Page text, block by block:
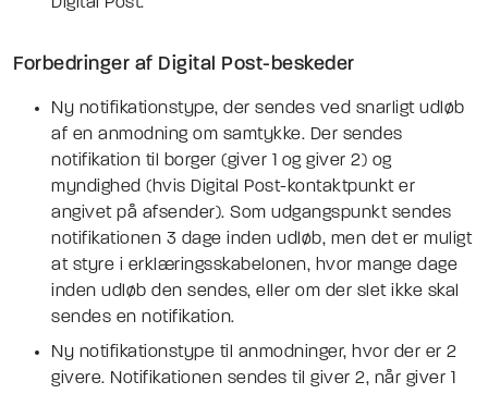
Forbedringer af Digital Post-beskeder
Ny notifikationstype, der sendes ved snarligt udløb
af en anmodning om samtykke. Der sendes
notifikation til borger (giver 1 og giver 2) og
myndighed (hvis Digital Post-kontaktpunkt er
angivet på afsender). Som udgangspunkt sendes
notifikationen 3 dage inden udløb, men det er muligt
at styre i erklæringsskabelonen, hvor mange dage
inden udløb den sendes, eller om der slet ikke skal
sendes en notifikation.
Ny notifikationstype til anmodninger, hvor der er 2
givere. Notifikationen sendes til giver 2, når giver 1